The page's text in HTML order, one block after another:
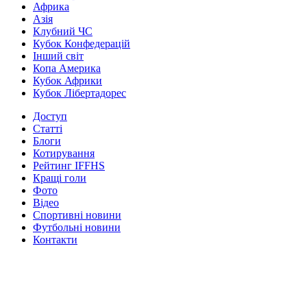
Африка
Азія
Клубний ЧС
Кубок Конфедерацій
Інший світ
Копа Америка
Кубок Африки
Кубок Лібертадорес
Доступ
Статті
Блоги
Котирування
Рейтинг IFFHS
Кращі голи
Фото
Відео
Спортивні новини
Футбольні новини
Контакти